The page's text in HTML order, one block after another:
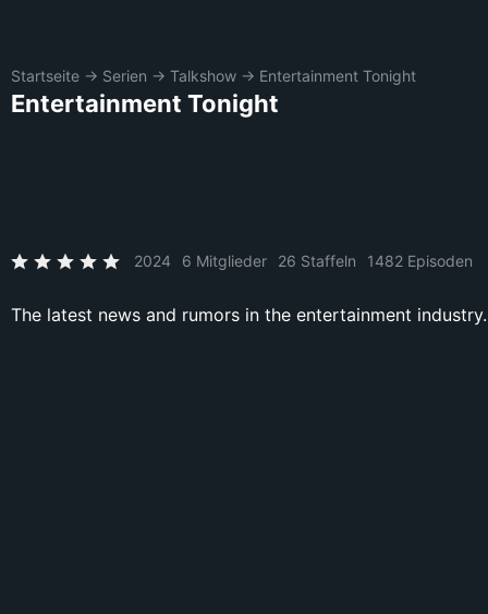
Startseite → Serien → Talkshow → Entertainment Tonight
Entertainment Tonight
2024 6 Mitglieder 26 Staffeln 1482 Episoden
The latest news and rumors in the entertainment industry.